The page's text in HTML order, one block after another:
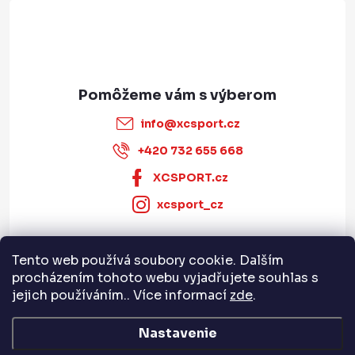
Tento web používá soubory cookie. Dalším
procházením tohoto webu vyjadřujete souhlas s
jejich používáním.. Více informací zde.
Nastavenie
info@xcsport.cz
+420 732 655 668
XCSPORT.cz
xcsport_cz
Informace pro vás
Servis a služby